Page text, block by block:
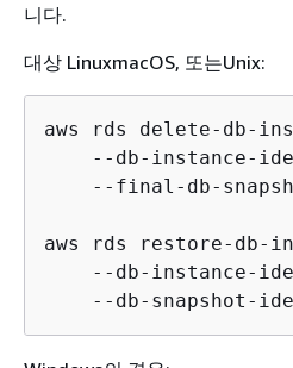
니다.
대상 LinuxmacOS, 또는Unix:
aws rds delete-db-
--db-instance-
--final-db-
aws rds restore-db-
--db-instance-
--db-snapshot-